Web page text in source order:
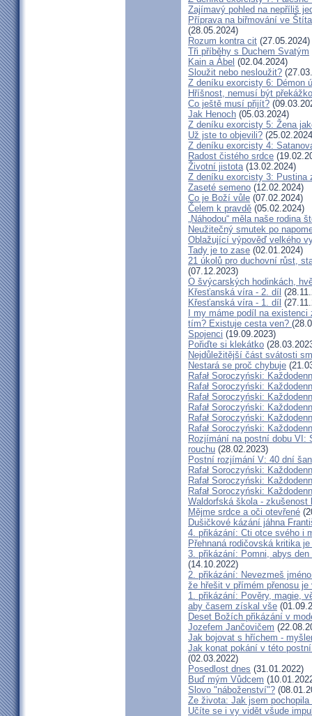
Zajímavý pohled na nepříliš
Příprava na biřmování ve
(28.05.2024)
Rozum kontra cit (27.05.2024)
Tři příběhy s Duchem Svatým
Kain a Ábel (02.04.2024)
Sloužit nebo nesloužit?
Z deníku exorcisty 6: Démon
Hříšnost, nemusí být
Co ještě musí přijít?
Jak Henoch (05.03.2024)
Z deníku exorcisty 5: Žena
Už jste to objevili?
Z deníku exorcisty 4:
Radost čistého srdce
Životní jistota(13.02.2024)
Z deníku exorcisty 3:
Zaseté semeno (12.02.2024)
Co je Boží vůle (07.02.2024)
Čelem k pravdě (05.02.2024)
„Náhodou“ měla naše rodina
Neužitečný smutek po
Oblažující výpověď velkého
Tady je to zase (02.01.2024)
21 úkolů pro duchovní růst,
(07.12.2023)
O švýcarských hodinkách,
Křesťanská víra - 2. díl
Křesťanská víra - 1. díl
I my máme podíl na
tím? Existuje cesta ven?
Spojenci (19.09.2023)
Pořiďte si klekátko
Nejdůležitější část svátosti
Nestará se proč chybuje
Rafał Soroczyński:
Rafał Soroczyński:
Rafał Soroczyński:
Rafał Soroczyński:
Rafał Soroczyński:
Rafał Soroczyński:
Rozjímání na postní dobu
rouchu (28.02.2023)
Postní rozjímání V: 40 dní
Rafał Soroczyński:
Rafał Soroczyński:
Rafał Soroczyński:
Waldorfská škola - zkušenost
Mějme srdce a oči otevřené
Dušičkové kázání jáhna
4. přikázání: Cti otce svého i
Přehnaná rodičovská kritika
3. přikázání: Pomni, abys
(14.10.2022)
2. přikázání: Nevezmeš
že hřešit v přímém přenosu je
1. přikázání: Pověry, magie,
aby časem získal vše
Deset Božích přikázání v
Jozefem Jančovičem
Jak bojovat s hříchem -
Jak konat pokání v této
(02.03.2022)
Posedlost dnes (31.01.2022)
Buď mým Vůdcem
Slovo "náboženství"?
Ze života: Jak jsem
Učíte se i vy vidět všude